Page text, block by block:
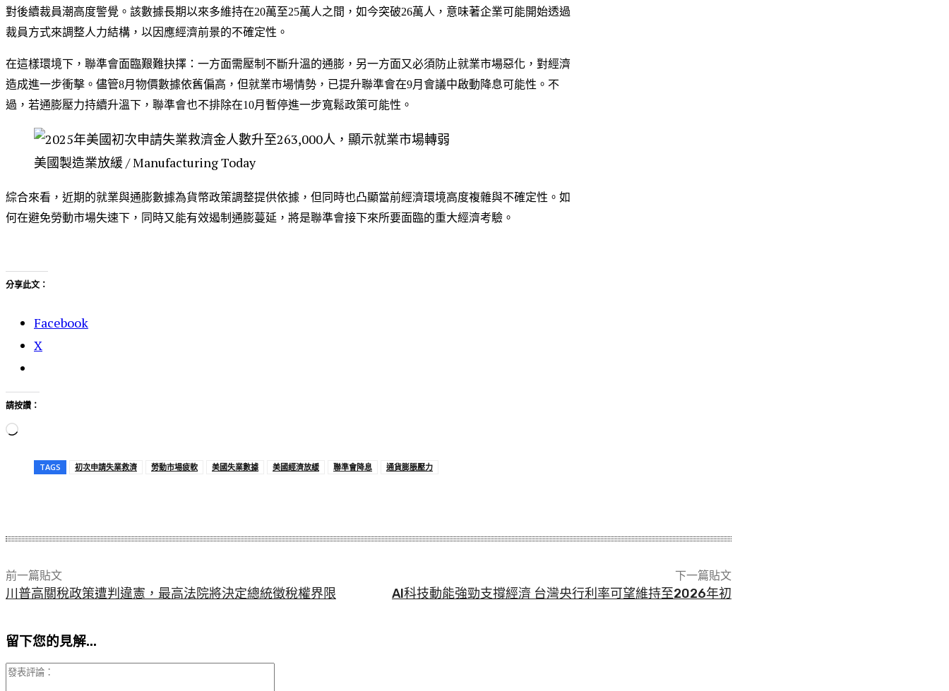
對後續裁員潮高度警覺。該數據長期以來多維持在20萬至25萬人之間，如今突破26萬人，意味著企業可能開始透過
裁員方式來調整人力結構，以因應經濟前景的不確定性。
在這樣環境下，聯準會面臨艱難抉擇：一方面需壓制不斷升溫的通膨，另一方面又必須防止就業市場惡化，對經濟
造成進一步衝擊。儘管8月物價數據依舊偏高，但就業市場情勢，已提升聯準會在9月會議中啟動降息可能性。不
過，若通膨壓力持續升溫下，聯準會也不排除在10月暫停進一步寬鬆政策可能性。
美國製造業放緩 / Manufacturing Today
綜合來看，近期的就業與通膨數據為貨幣政策調整提供依據，但同時也凸顯當前經濟環境高度複雜與不確定性。如
何在避免勞動市場失速下，同時又能有效遏制通膨蔓延，將是聯準會接下來所要面臨的重大經濟考驗。
分享此文：
Facebook
X
請按讚：
正
.
TAGS 初次申請失業救濟 勞動市場疲軟 美國失業數據 美國經濟放緩 聯準會降息 通貨膨脹壓力
前一篇貼文
川普高關稅政策遭判違憲，最高法院將決定總統徵稅權界限
下一篇貼文
AI科技動能強勁支撐經濟 台灣央行利率可望維持至2026年初
留下您的見解...